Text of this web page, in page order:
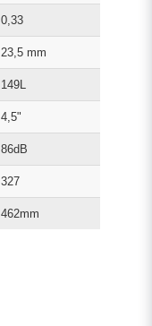
0,33
23,5 mm
149L
4,5"
86dB
327
462mm